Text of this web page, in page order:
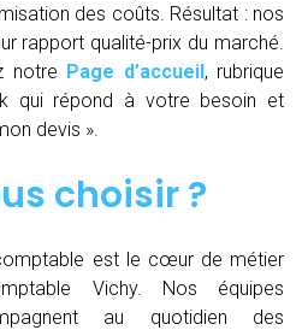
des coûts. Résultat : nos
rapport qualité-prix du marché.
notre Page d’accueil, rubrique
qui répond à votre besoin et
devis ».
choisir ?
est le cœur de métier
Vichy. Nos équipes
au quotidien des